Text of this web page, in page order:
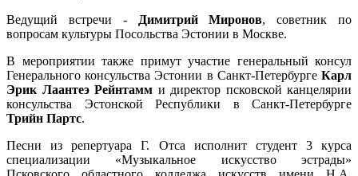
Ведущий встречи -
Димитрий Миронов, советник по
вопросам культуры Посольства Эстонии в Москве.
В мероприятии также примут участие генеральный консул
Генерального консульства Эстонии в Санкт-Петербурге Карл
Эрик Лаантеэ Рейнтамм и директор псковской канцелярии
консульства Эстонской Республики в Санкт-Петербурге
Трийн Партс.
Песни из репертуара Г. Отса исполнит студент 3 курса
специализации «Музыкальное искусство эстрады»